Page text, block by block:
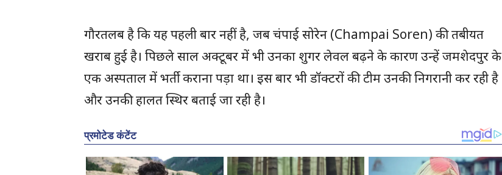
गौरतलब है कि यह पहली बार नहीं है, जब चंपाई सोरेन (Champai Soren) की तबीयत
खराब हुई है। पिछले साल अक्टूबर में भी उनका शुगर लेवल बढ़ने के कारण उन्हें जमशेदपुर के
एक अस्पताल में भर्ती कराना पड़ा था। इस बार भी डॉक्टरों की टीम उनकी निगरानी कर रही है
और उनकी हालत स्थिर बताई जा रही है।